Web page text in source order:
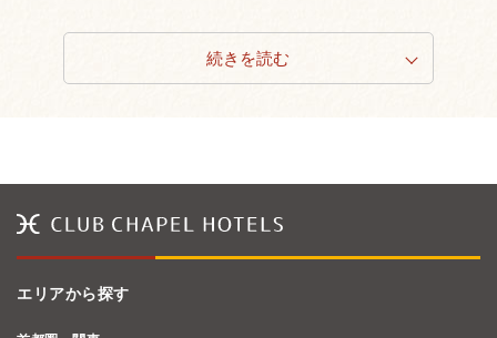
続きを読む
エリアから探す